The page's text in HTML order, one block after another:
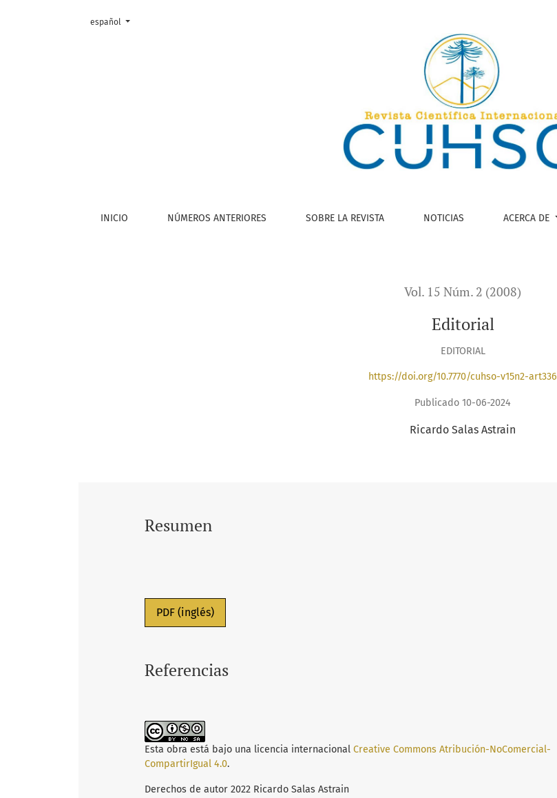
Editorial
INICIO NÚMEROS ANTERIORES SOBRE LA REVISTA NOTICIAS ACERCA DE
Cambiar el idioma. El actual es:
español
Vol. 15 Núm. 2 (2008)
Editorial
EDITORIAL
https://doi.org/10.7770/cuhso-v15n2-art336
Publicado 10-06-2024
Ricardo Salas Astrain
Resumen
PDF (inglés)
Referencias
Esta obra está bajo una licencia internacional Creative Commons Atribución-NoComercial-
CompartirIgual 4.0.
Derechos de autor 2022 Ricardo Salas Astrain